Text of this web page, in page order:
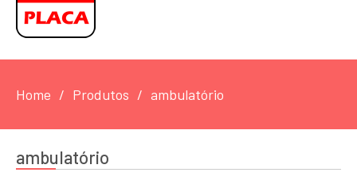
Home Produtos ambulatório
ambulatório